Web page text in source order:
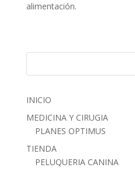
alimentación.
INICIO
MEDICINA Y CIRUGIA
PLANES OPTIMUS
TIENDA
PELUQUERIA CANINA